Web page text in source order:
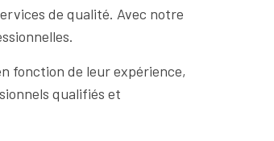
de qualité. Avec notre
fonction de leur expérience,
qualifiés et